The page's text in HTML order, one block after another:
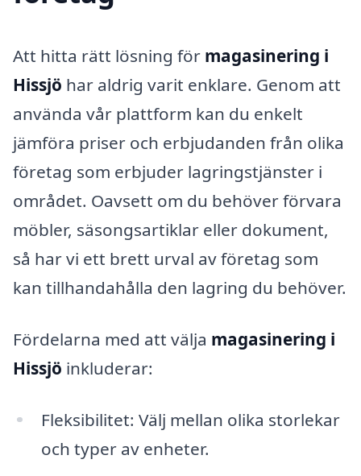
Att hitta rätt lösning för magasinering i
Hissjö har aldrig varit enklare. Genom att
använda vår plattform kan du enkelt
jämföra priser och erbjudanden från olika
företag som erbjuder lagringstjänster i
området. Oavsett om du behöver förvara
möbler, säsongsartiklar eller dokument,
så har vi ett brett urval av företag som
kan tillhandahålla den lagring du behöver.
Fördelarna med att välja magasinering i
Hissjö inkluderar:
Fleksibilitet: Välj mellan olika storlekar
och typer av enheter.